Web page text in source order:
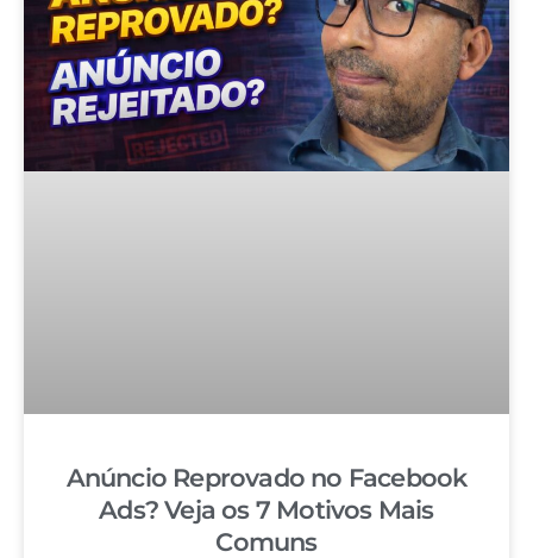
Anúncio Reprovado no Facebook
Ads? Veja os 7 Motivos Mais
Comuns